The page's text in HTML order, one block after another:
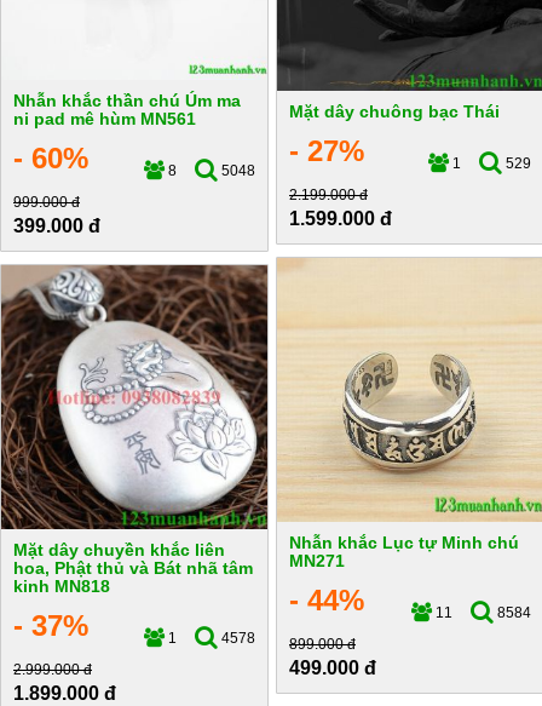
Nhẫn khắc thần chú Úm ma
ni pad mê hùm MN561
- 60% 8
5048
999.000 đ
399.000 đ
Mặt dây chuông bạc Thái
- 27% 1
529
2.199.000 đ
1.599.000 đ
Nhẫn khắc Lục tự Minh chú
MN271
- 44% 11
8584
899.000 đ
499.000 đ
Mặt dây chuyền khắc liên
hoa, Phật thủ và Bát nhã tâm
kinh MN818
- 37% 1
4578
2.999.000 đ
1.899.000 đ